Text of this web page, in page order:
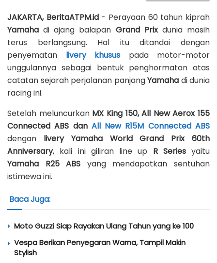
JAKARTA, BeritaATPM.id- Perayaan 60 tahun kiprah
Yamaha di ajang balapan Grand Prixdunia masih
terus berlangsung. Hal itu ditandai dengan
penyematan livery khusus pada motor-motor
unggulannya sebagai bentuk penghormatan atas
catatan sejarah perjalanan panjangYamaha di dunia
racing ini.
Setelah meluncurkan MX King 150, All New Aerox 155
Connected ABS dan All New R15M Connected ABS
dengan livery Yamaha World Grand Prix 60th
Anniversary, kali ini giliran line up R Seriesyaitu
Yamaha
R25 ABS yang mendapatkan sentuhan
istimewa ini.
Baca Juga:
Moto Guzzi Siap Rayakan Ulang Tahun yang ke 100
Vespa Berikan Penyegaran Warna, Tampil Makin
Stylish